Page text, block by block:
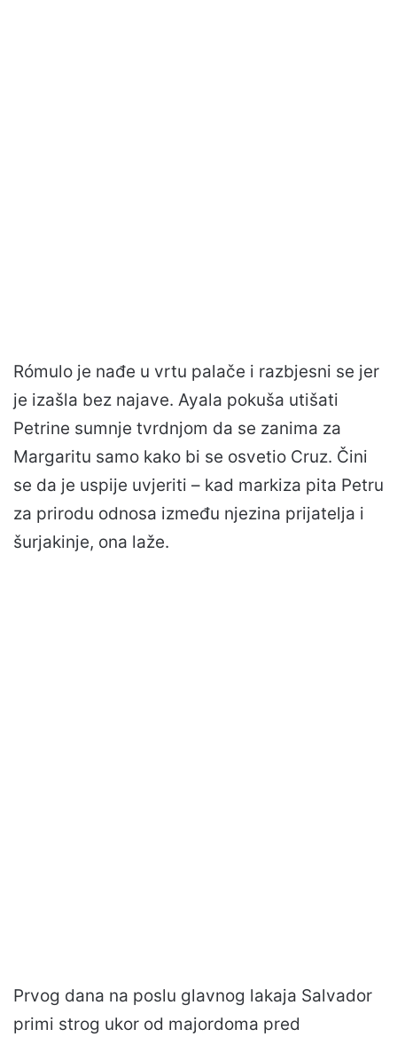
Rómulo je nađe u vrtu palače i razbjesni se jer
je izašla bez najave. Ayala pokuša utišati
Petrine sumnje tvrdnjom da se zanima za
Margaritu samo kako bi se osvetio Cruz. Čini
se da je uspije uvjeriti – kad markiza pita Petru
za prirodu odnosa između njezina prijatelja i
šurjakinje, ona laže.
Prvog dana na poslu glavnog lakaja Salvador
primi strog ukor od majordoma pred